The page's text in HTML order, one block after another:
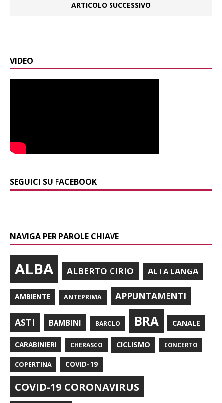
ARTICOLO SUCCESSIVO
VIDEO
SEGUICI SU FACEBOOK
NAVIGA PER PAROLE CHIAVE
ALBA ALBERTO CIRIO ALTA LANGA
AMBIENTE ANTEPRIMA APPUNTAMENTI
ASTI BAMBINI BAROLO BRA CANALE
CARABINIERI CHERASCO CICLISMO CONCERTO
COPERTINA COVID-19
COVID-19 CORONAVIRUS